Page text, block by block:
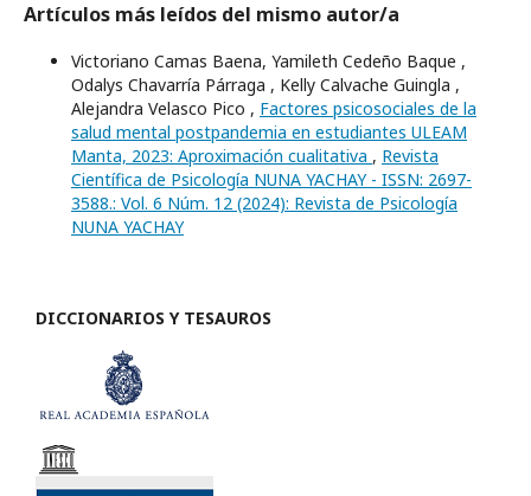
Artículos más leídos del mismo autor/a
Victoriano Camas Baena, Yamileth Cedeño Baque ,
Odalys Chavarría Párraga , Kelly Calvache Guingla ,
Alejandra Velasco Pico , Factores psicosociales de la
salud mental postpandemia en estudiantes ULEAM
Manta, 2023: Aproximación cualitativa , Revista
Científica de Psicología NUNA YACHAY - ISSN: 2697-
3588.: Vol. 6 Núm. 12 (2024): Revista de Psicología
NUNA YACHAY
DICCIONARIOS Y TESAUROS